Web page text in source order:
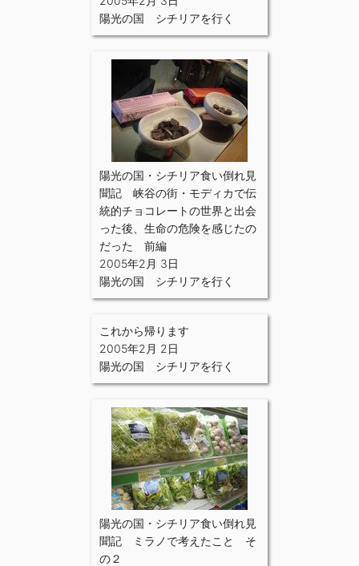
陽光の国 シチリアを行く
陽光の国・シチリア食い倒れ見
聞記 峡谷の街・モディカで伝
統的チョコレートの世界と出会
った後、生命の危険を感じたの
だった 前編
2005年2月 3日
陽光の国 シチリアを行く
これから帰ります
2005年2月 2日
陽光の国 シチリアを行く
陽光の国・シチリア食い倒れ見
聞記 ミラノで考えたこと そ
の２